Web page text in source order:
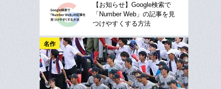
【お知らせ】Google検索で
「Number Web」の記事を見
つけやすくする方法
名作